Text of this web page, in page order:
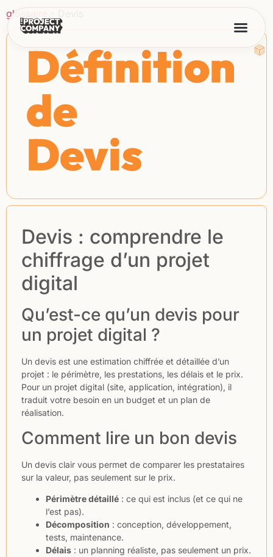
glossaire
Définition
de
Devis
Devis : comprendre le
chiffrage d’un projet
digital
Qu’est-ce qu’un devis pour
un projet digital ?
Un devis est une estimation chiffrée et détaillée d’un
projet : le périmètre, les prestations, les délais et le prix.
Pour un projet digital (site, application, intégration), il
traduit votre besoin en un budget et un plan de
réalisation.
Comment lire un bon devis
Un devis clair vous permet de comparer les prestataires
sur la valeur, pas seulement sur le prix.
Périmètre détaillé : ce qui est inclus (et ce qui ne
l’est pas).
Décomposition : conception, développement,
tests, maintenance.
Délais : un planning réaliste, pas seulement un prix.